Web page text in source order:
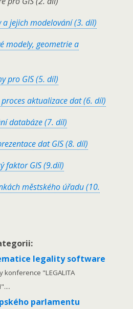
a jejich modelování (3. díl)
modely, geometrie a
pro GIS (5. díl)
aktualizace dat (6. díl)
databáze (7. díl)
dat GIS (8. díl)
faktor GIS (9.díl)
městského úřadu (10.
legality software
konference "LEGALITA
parlamentu